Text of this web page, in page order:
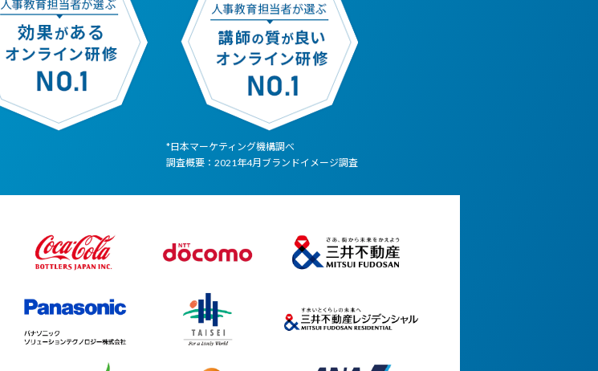
*日本マーケティング機構調べ
調査概要：2021年4月ブランドイメージ調査